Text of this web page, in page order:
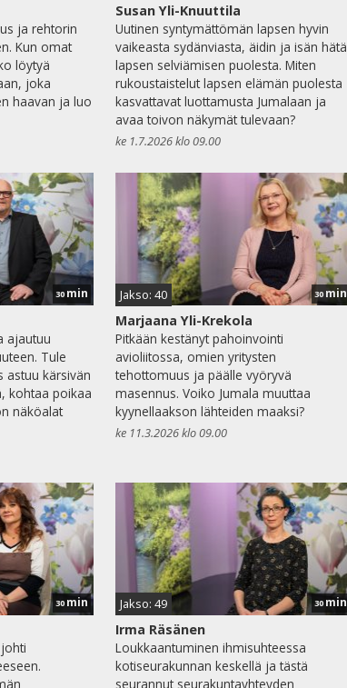
ja rehtorin
Kun omat
löytyä
joka
haavan ja luo
Susan Yli-Knuuttila
Uutinen syntymättömän lapsen hyvin
vaikeasta sydänviasta, äidin ja isän hätä
lapsen selviämisen puolesta. Miten
rukoustaistelut lapsen elämän puolesta
kasvattavat luottamusta Jumalaan ja
avaa toivon näkymät tulevaan?
ke 1.7.2026 klo 09.00
30 min
ajautuu
Tule
astuu kärsivän
kohtaa poikaa
näköalat
Jakso: 40 30 min
Marjaana Yli-Krekola
Pitkään kestänyt pahoinvointi
avioliitossa, omien yritysten
tehottomuus ja päälle vyöryvä
masennus. Voiko Jumala muuttaa
kyynellaakson lähteiden maaksi?
ke 11.3.2026 klo 09.00
30min Jakso: 49 30 min
Irma Räsänen
Loukkaantuminen ihmisuhteessa
kotiseurakunnan keskellä ja tästä
seurannut seurakuntayhteyden